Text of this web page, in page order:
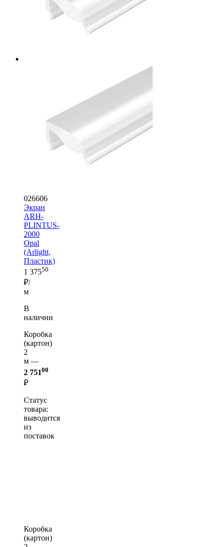
026606
Экран
ARH-
PLINTUS-
2000
Opal
(Arlight,
Пластик)
1 37550
₽/
м
В
наличии
Коробка
(картон)
2
м —
2 75100
₽
Статус
товара:
выводится
из
поставок
Коробка
(картон)